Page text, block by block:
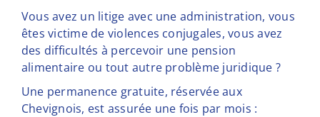
Contacter la Mairie
Vous avez un litige avec une administration, vous
êtes victime de violences conjugales, vous avez
des difficultés à percevoir une pension
alimentaire ou tout autre problème juridique ?
Une permanence gratuite, réservée aux
Chevignois, est assurée une fois par mois :